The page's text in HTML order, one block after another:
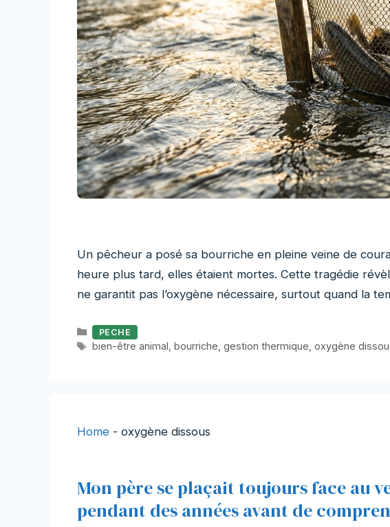
Un pêcheur a posé sa bourriche en pleine veine de
heure plus tard, elles étaient mortes. Cette tragédie
ne garantit pas l’oxygène nécessaire, surtout quand la
Catégories
PECHE
Étiquettes
bien-être animal bourriche gestion thermique oxygène
Home - oxygène dissous
Mon père se plaçait toujours face au
pendant des années avant de